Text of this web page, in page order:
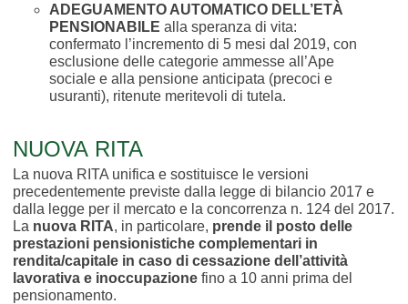
ADEGUAMENTO AUTOMATICO DELL’ETÀ
PENSIONABILE alla speranza di vita:
confermato l’incremento di 5 mesi dal 2019, con
esclusione delle categorie ammesse all’Ape
sociale e alla pensione anticipata (precoci e
usuranti), ritenute meritevoli di tutela.
NUOVA RITA
La nuova RITA unifica e sostituisce le versioni
precedentemente previste dalla legge di bilancio 2017 e
dalla legge per il mercato e la concorrenza n. 124 del 2017.
La nuova RITA, in particolare, prende il posto delle
prestazioni pensionistiche complementari in
rendita/capitale in caso di cessazione dell’attività
lavorativa e inoccupazionefino a 10 anni prima del
pensionamento.